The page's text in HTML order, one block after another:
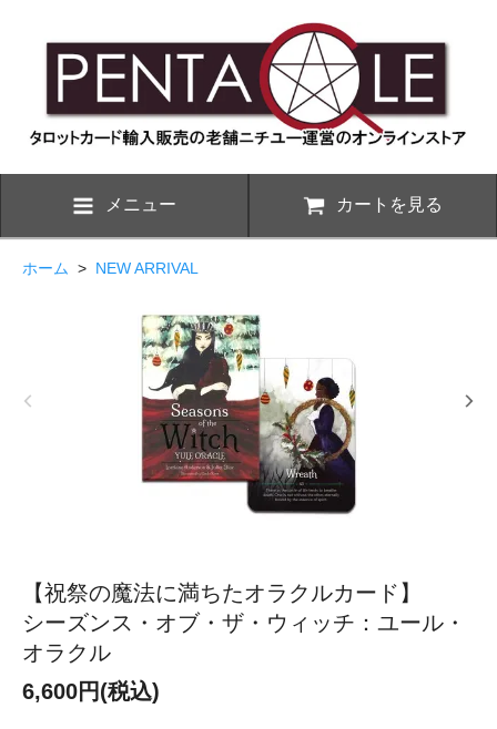
メニュー カートを見る
ホーム > NEW ARRIVAL
【祝祭の魔法に満ちたオラクルカード】
シーズンス・オブ・ザ・ウィッチ：ユール・
オラクル
6,600円(税込)